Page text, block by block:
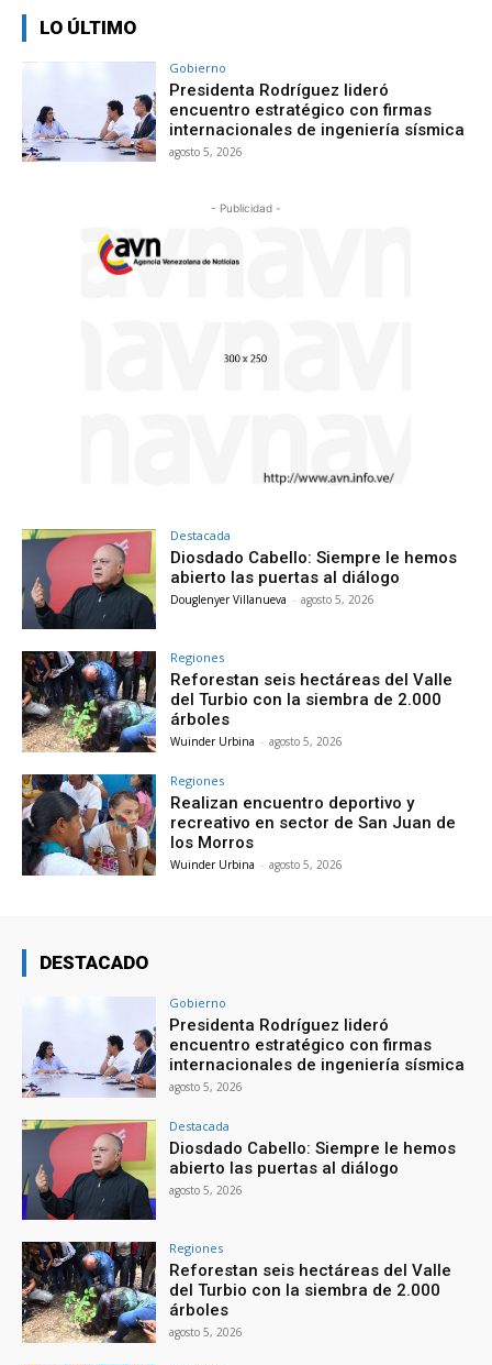
LO ÚLTIMO
Gobierno
Presidenta Rodríguez lideró
encuentro estratégico con firmas
internacionales de ingeniería sísmica
agosto 5, 2026
- Publicidad -
Destacada
Diosdado Cabello: Siempre le hemos
abierto las puertas al diálogo
Douglenyer Villanueva - agosto 5, 2026
Regiones
Reforestan seis hectáreas del Valle
del Turbio con la siembra de 2.000
árboles
Wuinder Urbina - agosto 5, 2026
Regiones
Realizan encuentro deportivo y
recreativo en sector de San Juan de
los Morros
Wuinder Urbina - agosto 5, 2026
DESTACADO
Gobierno
Presidenta Rodríguez lideró
encuentro estratégico con firmas
internacionales de ingeniería sísmica
agosto 5, 2026
Destacada
Diosdado Cabello: Siempre le hemos
abierto las puertas al diálogo
agosto 5, 2026
Regiones
Reforestan seis hectáreas del Valle
del Turbio con la siembra de 2.000
árboles
agosto 5, 2026